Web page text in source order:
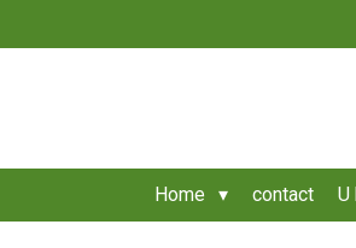
direct
Home contact U